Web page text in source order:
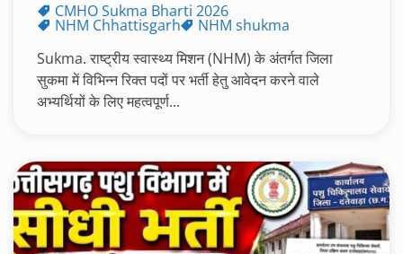
CMHO Sukma Bharti 2026
NHM Chhattisgarh
NHM shukma
Sukma. राष्ट्रीय स्वास्थ्य मिशन (NHM) के अंतर्गत जिला
सुकमा में विभिन्न रिक्त पदों पर भर्ती हेतु आवेदन करने वाले
अभ्यर्थियों के लिए महत्वपूर्ण...